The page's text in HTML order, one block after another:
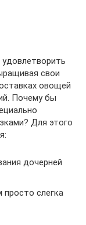
свои
овощей
Почему бы
Для этого
дочерней
просто слегка